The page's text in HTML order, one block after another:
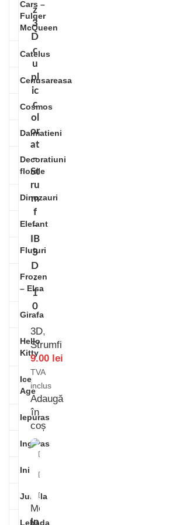
Cars –
Fulger
McQueen
Catelus
Cenusareasa
Cosmos
Dalmatieni
Decoratiuni
florale
Dinozauri
Elefant
Fluturi
Frozen
– Elsa
Girafa
Hello
Kitty
Ice
Age
Iepuras
Ingeras
Inimi
Jungla
Lebada
z
3
D
c
u
pl
ic
c
ol
or
at
–
St
ru
m
f
–
IB
3
D
-
1
0
3D,
Strumfi
9.00 lei
TVA
inclus
Adaugă
în
coș
In